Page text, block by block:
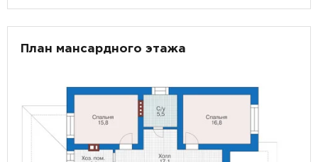
План мансардного этажа